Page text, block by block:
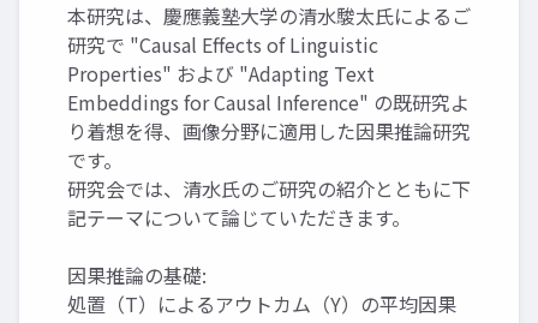
本研究は、慶應義塾大学の清水駿太氏によるご
研究で "Causal Effects of Linguistic
Properties" および "Adapting Text
Embeddings for Causal Inference" の既研究よ
り着想を得、画像分野に適用した因果推論研究
です。
研究会では、清水氏のご研究の紹介とともに下
記テーマについて論じていただきます。
因果推論の基礎:
処置（T）によるアウトカム（Y）の平均因果